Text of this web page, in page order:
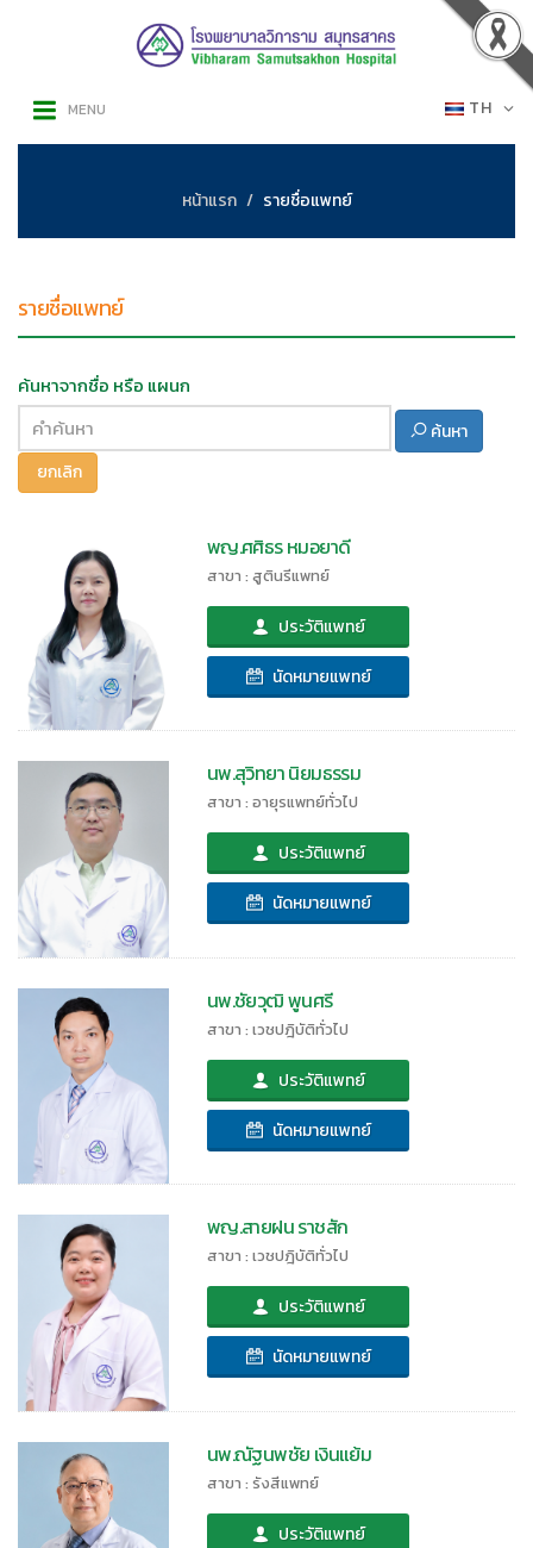
TH
MENU
หน้าแรก รายชื่อแพทย์
รายชื่อแพทย์
ค้นหาจากชื่อ หรือ แผนก
ค้นหา
ยกเลิก
พญ.ศศิธร หมอยาดี
สาขา : สูตินรีแพทย์
ประวัติแพทย์
นัดหมายแพทย์
นพ.สุวิทยา นิยมธรรม
สาขา : อายุรแพทย์ทั่วไป
ประวัติแพทย์
นัดหมายแพทย์
นพ.ชัยวุฒิ พูนศรี
สาขา : เวชปฎิบัติทั่วไป
ประวัติแพทย์
นัดหมายแพทย์
พญ.สายฝน ราชสัก
สาขา : เวชปฎิบัติทั่วไป
ประวัติแพทย์
นัดหมายแพทย์
นพ.ณัฐนพชัย เงินแย้ม
สาขา : รังสีแพทย์
ประวัติแพทย์